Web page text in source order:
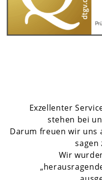
Exzellenter
stehen bei
Darum freuen wir uns
sagen
Wir